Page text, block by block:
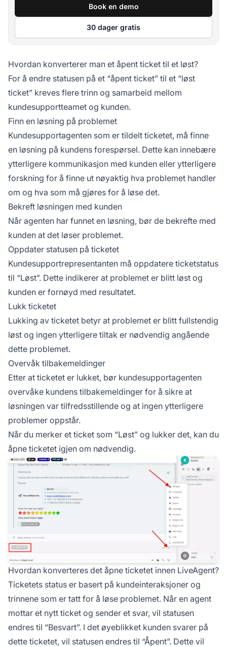
Book en demo
30 dager gratis
Hvordan konverterer man et åpent ticket til et løst?
For å endre statusen på et “åpent ticket” til et “løst
ticket” kreves flere trinn og samarbeid mellom
kundesupportteamet og kunden.
Finn en løsning på problemet
Kundesupportagenten som er tildelt ticketet, må finne
en løsning på kundens forespørsel. Dette kan innebære
ytterligere kommunikasjon med kunden eller ytterligere
forskning for å finne ut nøyaktig hva problemet handler
om og hva som må gjøres for å løse det.
Bekreft løsningen med kunden
Når agenten har funnet en løsning, bør de bekrefte med
kunden at det løser problemet.
Oppdater statusen på ticketet
Kundesupportrepresentanten må oppdatere ticketstatus
til “Løst”. Dette indikerer at problemet er blitt løst og
kunden er fornøyd med resultatet.
Lukk ticketet
Lukking av ticketet betyr at problemet er blitt fullstendig
løst og ingen ytterligere tiltak er nødvendig angående
dette problemet.
Overvåk tilbakemeldinger
Etter at ticketet er lukket, bør kundesupportagenten
overvåke kundens tilbakemeldinger for å sikre at
løsningen var tilfredsstillende og at ingen ytterligere
problemer oppstår.
Når du merker et ticket som “Løst” og lukker det, kan du
åpne ticketet igjen om nødvendig.
Hvordan konverteres det åpne ticketet innen LiveAgent?
Ticketets status er basert på kundeinteraksjoner og
trinnene som er tatt for å løse problemet. Når en agent
mottar et nytt ticket og sender et svar, vil statusen
endres til “Besvart”. I det øyeblikket kunden svarer på
dette ticketet, vil statusen endres til “Åpent”. Dette vil